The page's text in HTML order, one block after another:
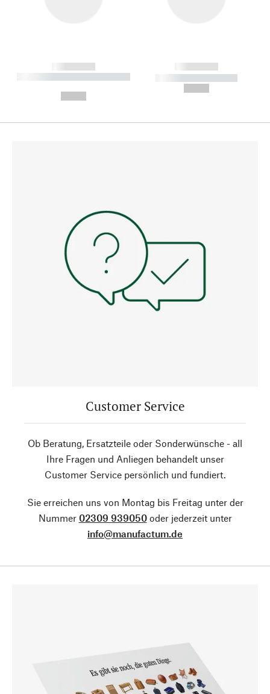
------------
----------- ----------- --------
------------
----------- -----------
Customer Service
Ob Beratung, Ersatzteile oder Sonderwünsche - all
Ihre Fragen und Anliegen behandelt unser
Customer Service persönlich und fundiert.
Sie erreichen uns von Montag bis Freitag unter der
Nummer 02309 939050oder jederzeit unter
info@manufactum.de